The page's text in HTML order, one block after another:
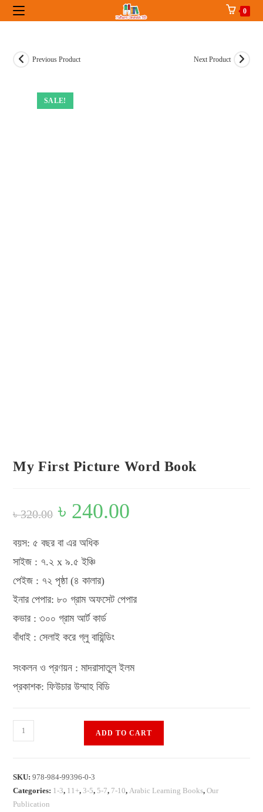
Skip
to
0
SALE!
Previous Product Next Product
My First Picture Word Book
৳320.00
Original
price
was:
৳ 240.00
বয়স: ৫ বছর বা এর অধিক
সাইজ : ৭.২ x ৯.৫ ইঞ্চি
পেইজ : ৭২ পৃষ্ঠা (৪ কালার)
ইনার পেপার: ৮০ গ্রাম অফসেট পেপার
কভার : ৩০০ গ্রাম আর্ট কার্ড
বাঁধাই : সেলাই করে গ্লু বায়িন্ডিং
সংকলন ও প্রণয়ন : মাদরাসাতুল ইলম
প্রকাশক: ফিউচার উম্মাহ বিডি
My
First
Book
quantity
ADD TO CART
SKU:978-984-99396-0-3
Categories: 1-3, 11+,3-5, 5-7, 7-10,Arabic Learning Books,Our
Publication